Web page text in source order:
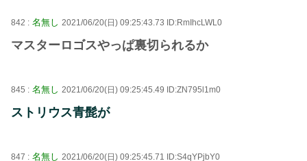
842 : 名無し 2021/06/20(日) 09:25:43.73 ID:RmIhcLWL0
マスターロゴスやっぱ裏切られるか
845 : 名無し 2021/06/20(日) 09:25:45.49 ID:ZN795l1m0
ストリウス青髭が
847 : 名無し 2021/06/20(日) 09:25:45.71 ID:S4qYPjbY0